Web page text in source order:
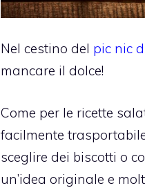
Nel cestino del pic nic
mancare il dolce!
Come per le ricette
facilmente
sceglire dei biscotti o
un’idea originale e